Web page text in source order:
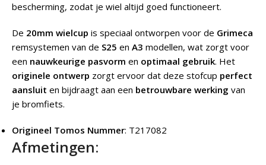
bescherming, zodat je wiel altijd goed functioneert.
De 20mm wielcup is speciaal ontworpen voor de Grimeca
remsystemen van de S25 en A3 modellen, wat zorgt voor
een nauwkeurige pasvorm en optimaal gebruik. Het
originele ontwerp zorgt ervoor dat deze stofcup perfect
aansluit en bijdraagt aan een betrouwbare werking van
je bromfiets.
Origineel Tomos Nummer: T217082
Afmetingen: